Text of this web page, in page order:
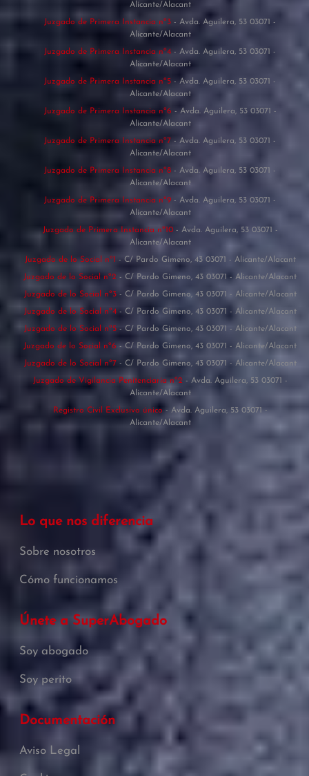
Alicante/Alacant
Juzgado de Primera Instancia nº3 - Avda. Aguilera, 53 03071 -
Alicante/Alacant
Juzgado de Primera Instancia nº4 - Avda. Aguilera, 53 03071 -
Alicante/Alacant
Juzgado de Primera Instancia nº5 - Avda. Aguilera, 53 03071 -
Alicante/Alacant
Juzgado de Primera Instancia nº6 - Avda. Aguilera, 53 03071 -
Alicante/Alacant
Juzgado de Primera Instancia nº7 - Avda. Aguilera, 53 03071 -
Alicante/Alacant
Juzgado de Primera Instancia nº8 - Avda. Aguilera, 53 03071 -
Alicante/Alacant
Juzgado de Primera Instancia nº9 - Avda. Aguilera, 53 03071 -
Alicante/Alacant
Juzgado de Primera Instancia nº10 - Avda. Aguilera, 53 03071 -
Alicante/Alacant
Juzgado de lo Social nº1 - C/ Pardo Gimeno, 43 03071 - Alicante/Alacant
Juzgado de lo Social nº2 - C/ Pardo Gimeno, 43 03071 - Alicante/Alacant
Juzgado de lo Social nº3 - C/ Pardo Gimeno, 43 03071 - Alicante/Alacant
Juzgado de lo Social nº4 - C/ Pardo Gimeno, 43 03071 - Alicante/Alacant
Juzgado de lo Social nº5 - C/ Pardo Gimeno, 43 03071 - Alicante/Alacant
Juzgado de lo Social nº6 - C/ Pardo Gimeno, 43 03071 - Alicante/Alacant
Juzgado de lo Social nº7 - C/ Pardo Gimeno, 43 03071 - Alicante/Alacant
Juzgado de Vigilancia Penitenciaria nº2 - Avda. Aguilera, 53 03071 -
Alicante/Alacant
Registro Civil Exclusivo único - Avda. Aguilera, 53 03071 -
Alicante/Alacant
Lo que nos diferencia
Sobre nosotros
Cómo funcionamos
Únete a SuperAbogado
Soy abogado
Soy perito
Documentación
Aviso Legal